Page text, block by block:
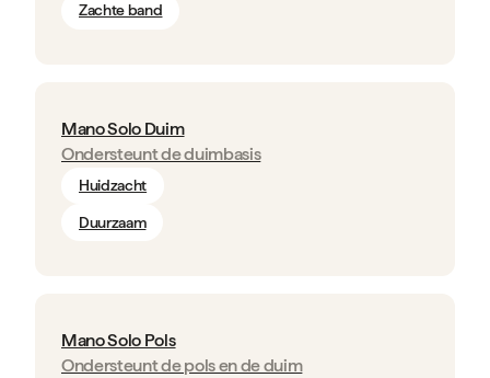
Zachte band
Mano Solo Duim
Ondersteunt de duimbasis
Huidzacht
Duurzaam
Mano Solo Pols
Ondersteunt de pols en de duim